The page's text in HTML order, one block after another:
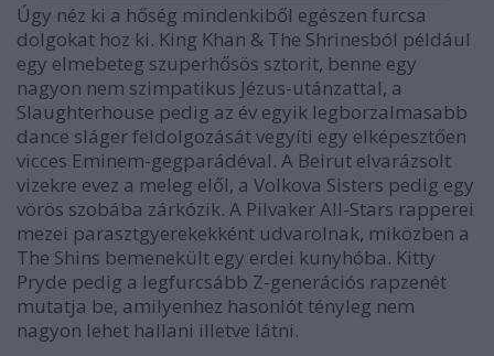
Úgy néz ki a hőség mindenkiből egészen furcsa
dolgokat hoz ki. King Khan & The Shrinesból például
egy elmebeteg szuperhősös sztorit, benne egy
nagyon nem szimpatikus Jézus-utánzattal, a
Slaughterhouse pedig az év egyik legborzalmasabb
dance sláger feldolgozását vegyíti egy elképesztően
vicces Eminem-gegparádéval. A Beirut elvarázsolt
vizekre evez a meleg elől, a Volkova Sisters pedig egy
vörös szobába zárkózik. A Pilvaker All-Stars rapperei
mezei parasztgyerekekként udvarolnak, miközben a
The Shins bemenekült egy erdei kunyhóba. Kitty
Pryde pedig a legfurcsább Z-generációs rapzenét
mutatja be, amilyenhez hasonlót tényleg nem
nagyon lehet hallani illetve látni.